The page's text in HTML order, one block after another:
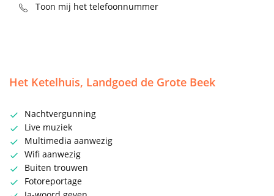
Toon mij het telefoonnummer
Het Ketelhuis, Landgoed de Grote Beek
Nachtvergunning
Live muziek
Multimedia aanwezig
Wifi aanwezig
Buiten trouwen
Fotoreportage